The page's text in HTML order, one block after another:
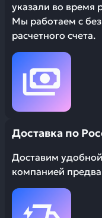
указали во время
Мы работаем с
расчетного счета.
Доставка по
Доставим
компанией